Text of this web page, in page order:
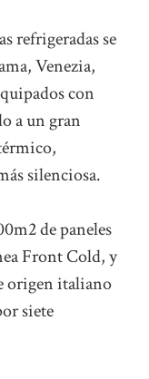
refrigeradas se
Venezia,
con
a un gran
silenciosa.
de paneles
Front Cold, y
origen italiano
siete